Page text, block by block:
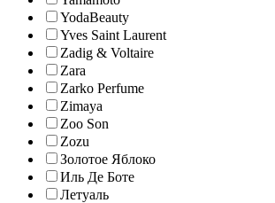
YodaBeauty
Yves Saint Laurent
Zadig & Voltaire
Zara
Zarko Perfume
Zimaya
Zoo Son
Zozu
Золотое Яблоко
Иль Де Боте
Летуаль